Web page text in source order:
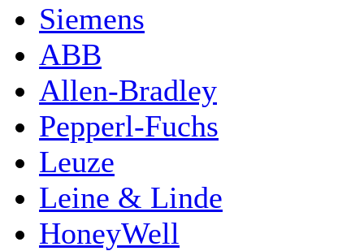
Siemens
ABB
Allen-Bradley
Pepperl-Fuchs
Leuze
Leine & Linde
HoneyWell